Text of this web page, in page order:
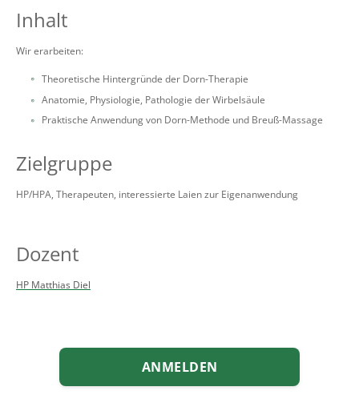
Inhalt
Wir erarbeiten:
Theoretische Hintergründe der Dorn-Therapie
Anatomie, Physiologie, Pathologie der Wirbelsäule
Praktische Anwendung von Dorn-Methode und Breuß-Massage
Zielgruppe
HP/HPA, Therapeuten, interessierte Laien zur Eigenanwendung
Dozent
HP Matthias Diel
ANMELDEN